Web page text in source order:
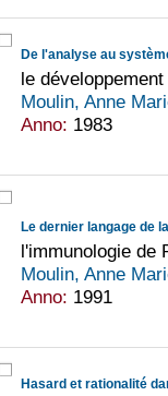
De l'analyse au
le
Moulin, Anne
Anno: 1983
Le dernier langage de
l'immunologie de
Moulin, Anne
Anno: 1991
Hasard et rationalité